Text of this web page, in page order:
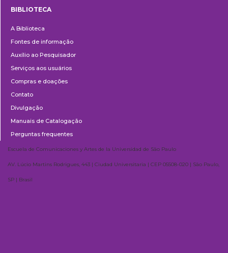
BIBLIOTECA
A Biblioteca
Fontes de informação
Auxílio ao Pesquisador
Serviços aos usuários
Compras e doações
Contato
Divulgação
Manuais de Catalogação
Perguntas frequentes
Escuela de Comunicaciones y Artes de la Universidad de São Paulo
AV. Lúcio Martins Rodrigues, 443 | Ciudad Universitaria | CEP 05508-020 | São Paulo,
SP | Brasil